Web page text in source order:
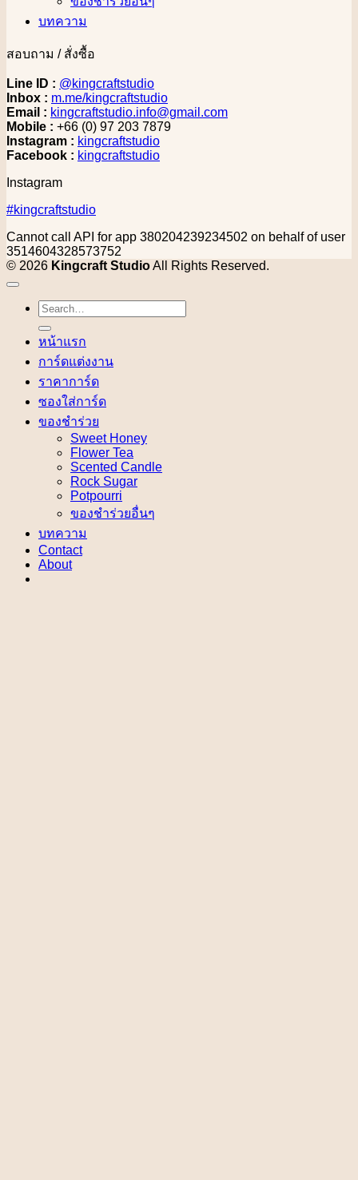
บทความ
สอบถาม / สั่งซื้อ
Line ID : @kingcraftstudio
Inbox : m.me/kingcraftstudio
Email : kingcraftstudio.info@gmail.com
Mobile : +66 (0) 97 203 7879
Instagram : kingcraftstudio
Facebook : kingcraftstudio
Instagram
#kingcraftstudio
Cannot call API for app 380204239234502 on behalf of user
3514604328573752
© 2026 Kingcraft StudioAll Rights Reserved.
Search
for:
หน้าแรก
การ์ดแต่งงาน
ราคาการ์ด
ซองใส่การ์ด
ของชำร่วย
Sweet Honey
Flower Tea
Scented Candle
Rock Sugar
Potpourri
ของชำร่วยอื่นๆ
บทความ
Contact
About